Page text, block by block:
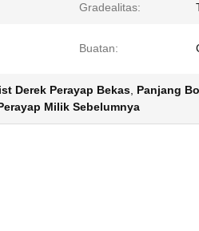
Gradealitas:
Buatan:
Derek Perayap Bekas Panjang
Milik Sebelumnya